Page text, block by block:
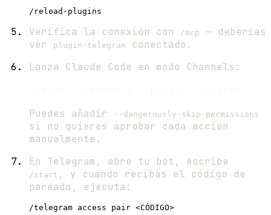
Verifica la conexión con /mcp
— deberías
ver
plugin-telegram
conectado.
Lanza Claude Code en modo Channels:
Puedes añadir --dangerously-skip-permissions
si no quieres aprobar cada acción
manualmente.
En Telegram, abre tu bot, escribe
/start , y cuando recibas el código de
pareado, ejecuta: